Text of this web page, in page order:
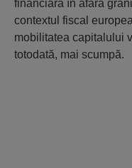
financiară în afara
contextul fiscal
mobilitatea capitalului
totodată, mai scumpă.